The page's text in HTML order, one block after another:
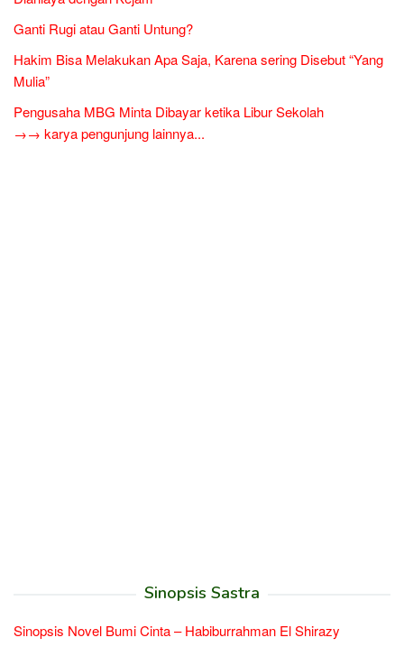
Ganti Rugi atau Ganti Untung?
Hakim Bisa Melakukan Apa Saja, Karena sering Disebut “Yang
Mulia”
Pengusaha MBG Minta Dibayar ketika Libur Sekolah
→→ karya pengunjung lainnya...
Sinopsis Sastra
Sinopsis Novel Bumi Cinta – Habiburrahman El Shirazy